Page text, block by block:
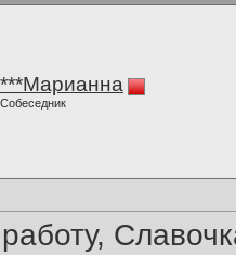
***Марианна
Собеседник